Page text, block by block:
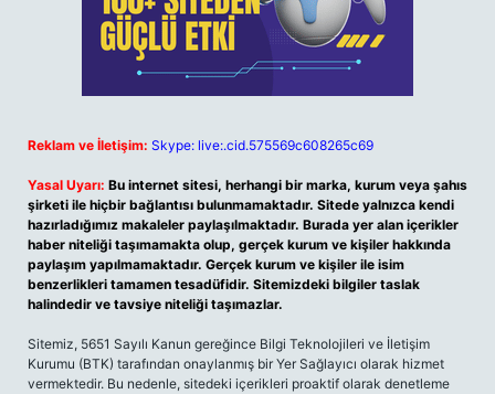
Reklam ve İletişim: Skype: live:.cid.575569c608265c69
Yasal Uyarı: Bu internet sitesi, herhangi bir marka, kurum veya şahıs
şirketi ile hiçbir bağlantısı bulunmamaktadır. Sitede yalnızca kendi
hazırladığımız makaleler paylaşılmaktadır. Burada yer alan içerikler
haber niteliği taşımamakta olup, gerçek kurum ve kişiler hakkında
paylaşım yapılmamaktadır. Gerçek kurum ve kişiler ile isim
benzerlikleri tamamen tesadüfidir. Sitemizdeki bilgiler taslak
halindedir ve tavsiye niteliği taşımazlar.
Sitemiz, 5651 Sayılı Kanun gereğince Bilgi Teknolojileri ve İletişim
Kurumu (BTK) tarafından onaylanmış bir Yer Sağlayıcı olarak hizmet
vermektedir. Bu nedenle, sitedeki içerikleri proaktif olarak denetleme